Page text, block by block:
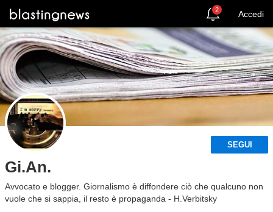
2 Accedi
SEGUI
Gi.An.
Avvocato e blogger. Giornalismo è diffondere ciò che qualcuno non
vuole che si sappia, il resto è propaganda - H.Verbitsky